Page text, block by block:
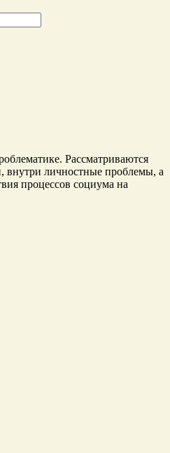
Рассматриваются
внутри личностные проблемы, а
процессов социума на